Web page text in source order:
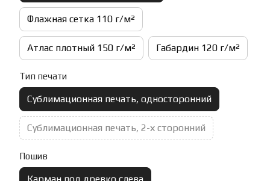
Флажная сетка 110 г/м²
Атлас плотный 150 г/м² Габардин 120 г/м²
Тип печати
Сублимационная печать, односторонний
Сублимационная печать, 2-х сторонний
Пошив